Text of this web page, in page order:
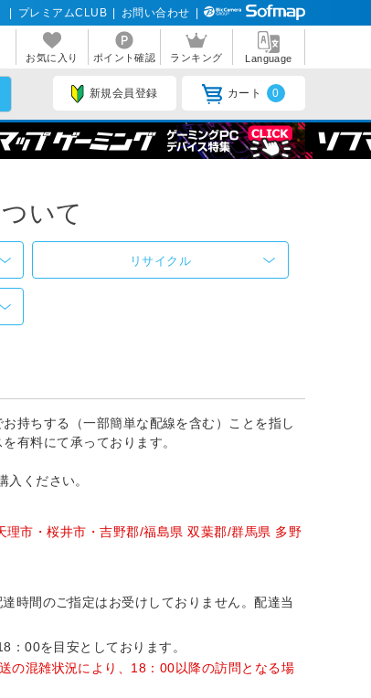
プレミアムCLUB お問い合わせ
お気に入り ポイント確認 ランキング Language
新規会員登録 カート 0
いて
リサイクル
持ちする（一部簡単な配線を含む）ことを指し
有料にて承っております。
ください。
市・桜井市・吉野郡/福島県 双葉郡/群馬県 多野
時間のご指定はお受けしておりません。配達当
：00を目安としております。
の混雑状況により、18：00以降の訪問となる場